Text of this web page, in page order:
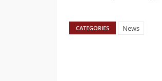
CATEGORIES News